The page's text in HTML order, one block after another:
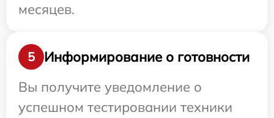
месяцев.
5
Информирование о готовности
Вы получите уведомление о
успешном тестировании техники